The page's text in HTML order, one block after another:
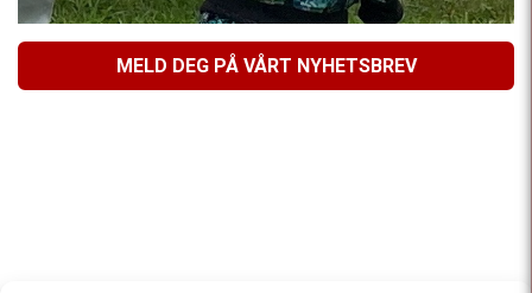
MELD DEG PÅ VÅRT NYHETSBREV